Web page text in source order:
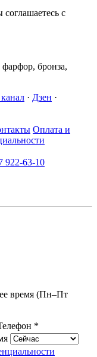
с
бронза,
· Дзен ·
Оплата и
922-63-10
время (Пн–Пт
*